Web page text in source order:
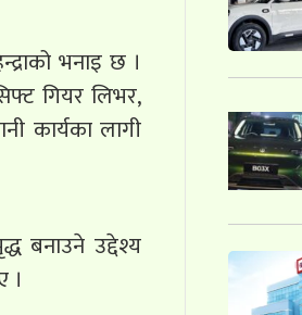
भनाइ छ ।
गियर लिभर,
कार्यका लागी
बनाउने उद्देश्य
।